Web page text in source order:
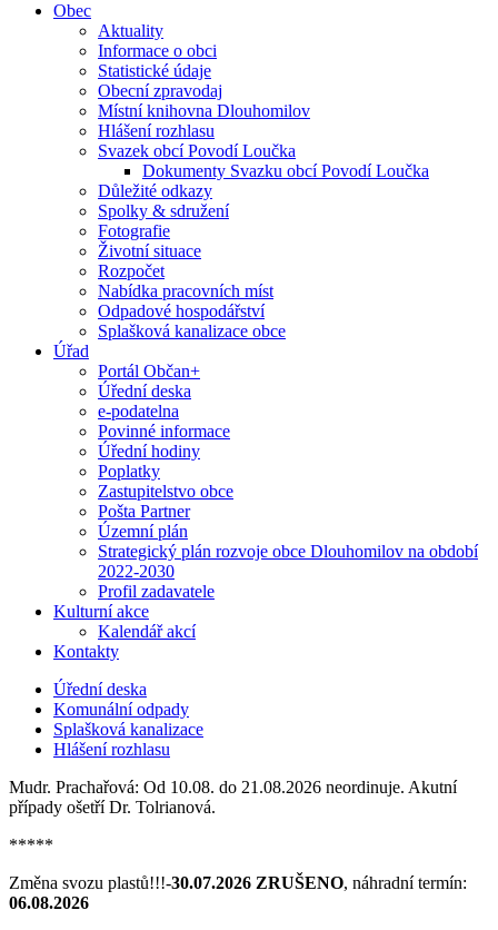
Obec
Aktuality
Informace o obci
Statistické údaje
Obecní zpravodaj
Místní knihovna Dlouhomilov
Hlášení rozhlasu
Svazek obcí Povodí Loučka
Dokumenty Svazku obcí Povodí Loučka
Důležité odkazy
Spolky & sdružení
Fotografie
Životní situace
Rozpočet
Nabídka pracovních míst
Odpadové hospodářství
Splašková kanalizace obce
Úřad
Portál Občan+
Úřední deska
e-podatelna
Povinné informace
Úřední hodiny
Poplatky
Zastupitelstvo obce
Pošta Partner
Územní plán
Strategický plán rozvoje obce Dlouhomilov na období
2022-2030
Profil zadavatele
Kulturní akce
Kalendář akcí
Kontakty
Úřední deska
Komunální odpady
Splašková kanalizace
Hlášení rozhlasu
Mudr. Prachařová: Od 10.08. do 21.08.2026 neordinuje. Akutní
případy ošetří Dr. Tolrianová.
*****
Změna svozu plastů!!!-30.07.2026 ZRUŠENO, náhradní termín:
06.08.2026